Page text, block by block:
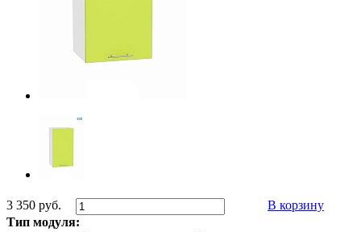
3 350 руб.
В корзину
Тип модуля: